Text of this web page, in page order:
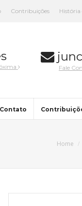
Contribuições História
Fale
Contato
Home